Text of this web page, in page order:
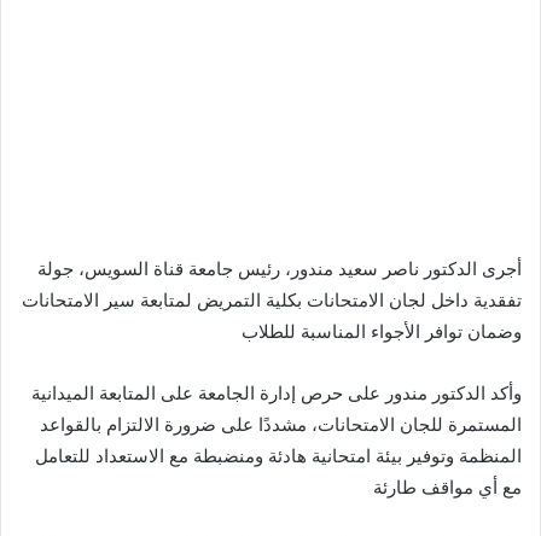
أجرى الدكتور ناصر سعيد مندور، رئيس جامعة قناة السويس، جولة
تفقدية داخل لجان الامتحانات بكلية التمريض لمتابعة سير الامتحانات
وضمان توافر الأجواء المناسبة للطلاب
وأكد الدكتور مندور على حرص إدارة الجامعة على المتابعة الميدانية
المستمرة للجان الامتحانات، مشددًا على ضرورة الالتزام بالقواعد
المنظمة وتوفير بيئة امتحانية هادئة ومنضبطة مع الاستعداد للتعامل
مع أي مواقف طارئة